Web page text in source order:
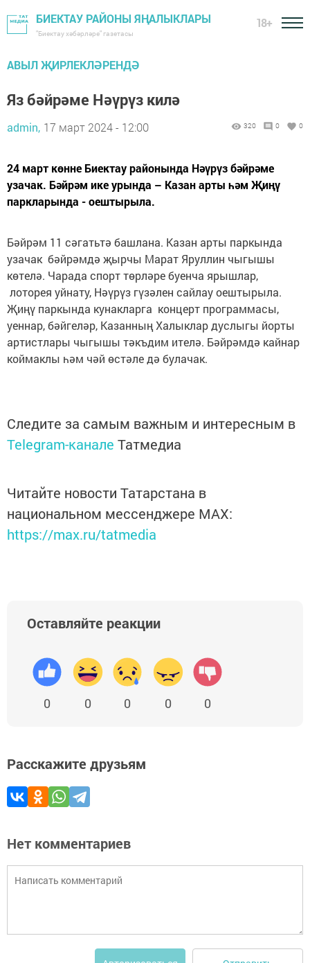
БИЕКТАУ РАЙОНЫ ЯҢАЛЫКЛАРЫ
"Биектау хәбәрләре" газетасы
18+
АВЫЛ ҖИРЛЕКЛӘРЕНДӘ
Яз бәйрәме Нәүрүз килә
admin, 17 март 2024 - 12:00 320 0 0
24 март көнне Биектау районында Нәүрүз бәйрәме
узачак. Бәйрәм ике урында – Казан арты һәм Җиңү
паркларында - оештырыла.
Бәйрәм 11 сәгатьтә башлана. Казан арты паркында
узачак бәйрәмдә җырчы Марат Яруллин чыгышы
көтелә. Чарада спорт төрләре буенча ярышлар,
лоторея уйнату, Нәүрүз гүзәлен сайлау оештырыла.
Җиңү паркында кунакларга концерт программасы,
уеннар, бәйгеләр, Казанның Халыклар дуслыгы йорты
артистлары чыгышы тәкъдим ителә. Бәйрәмдә кайнар
коймаклы һәм чәй өстәле дә булачак.
Следите за самым важным и интересным в
Telegram-канале Татмедиа
Читайте новости Татарстана в
национальном мессенджере MАХ:
https://max.ru/tatmedia
Оставляйте реакции
0 0 0 0 0
Расскажите друзьям
Нет комментариев